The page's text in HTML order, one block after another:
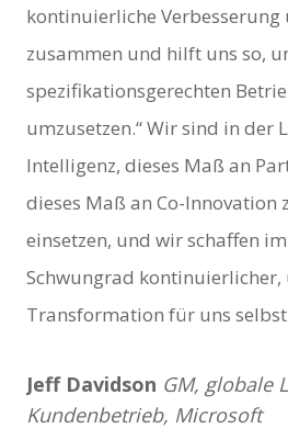
kontinuierliche Verbesserung
zusammen und hilft uns so,
spezifikationsgerechten
umzusetzen.“ Wir sind in der
Intelligenz, dieses Maß an
dieses Maß an Co-Innovation
einsetzen, und wir schaffen
Schwungrad
Transformation für uns
Jeff Davidson GM, globale
Kundenbetrieb, Microsoft